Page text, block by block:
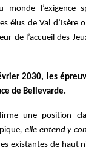
monde l’exigence
élus de Val
de l’accueil des
2030, les
de Bellevarde.
une position
, elle entend y
existantes de haut